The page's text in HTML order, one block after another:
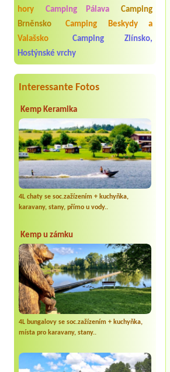
hory
Camping Pálava
Camping
Brněnsko
Camping Beskydy a
Valašsko
Camping Zlínsko,
Hostýnské vrchy
Interessante Fotos
Kemp Keramika
4L chaty se soc.zažízením + kuchyňka,
karavany, stany, přímo u vody..
Kemp u zámku
4L bungalovy se soc.zažízením + kuchyňka,
místa pro karavany, stany..